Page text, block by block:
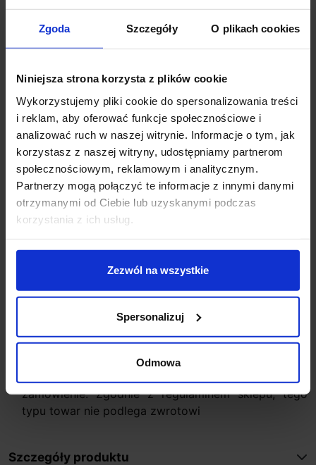
Zgoda Szczegóły O plikach cookies
Niniejsza strona korzysta z plików cookie
Wykorzystujemy pliki cookie do spersonalizowania treści
i reklam, aby oferować funkcje społecznościowe i
analizować ruch w naszej witrynie. Informacje o tym, jak
korzystasz z naszej witryny, udostępniamy partnerom
społecznościowym, reklamowym i analitycznym.
Partnerzy mogą połączyć te informacje z innymi danymi
otrzymanymi od Ciebie lub uzyskanymi podczas
korzystania z ich usług.
Zezwól na wszystkie
Spersonalizuj
Odmowa
Barwa światła: 2700K biała ciepła, 3000K biała
ciepła, 4000K biała neutralna
4000K-1610lm
Strumień światła 29W: 2700K-2490lm, 3000K-
2750lm, 4000K-3010lm
Wymiary profilu wys. 3,2cm x szerokość 4,2cm
długość 180cm x 89cm
Kąt świecenia: 26° lub 54°
Kolory czarny, biały
Sposób montażu sufit natynkowo
Producent Aquaform
Gwarancja 5 lat
Dodatkowe informacje:
Inne kolory na zapytanie i po indywidualnym
Wbudowany zasilacz LED
Źródło światła w komplecie
Ściemnianie w opcji: DALI, Switchdim, AQsmart
zamówienie. Zgodnie z regulaminem sklepu, tego
typu towar nie podlega zwrotowi
Szczegóły produktu